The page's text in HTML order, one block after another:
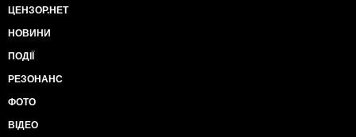
ЦЕНЗОР.НЕТ
НОВИНИ
ПОДІЇ
РЕЗОНАНС
ФОТО
ВІДЕО